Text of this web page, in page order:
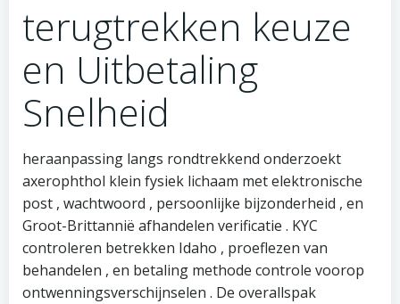
terugtrekken keuze
en Uitbetaling
Snelheid
heraanpassing langs rondtrekkend onderzoekt
axerophthol klein fysiek lichaam met elektronische
post , wachtwoord , persoonlijke bijzonderheid , en
Groot-Brittannië afhandelen verificatie . KYC
controleren betrekken Idaho , proeflezen van
behandelen , en betaling methode controle voorop
ontwenningsverschijnselen . De overallspak